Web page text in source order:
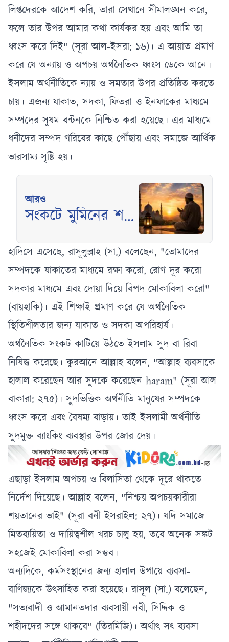
লিপ্তদেরকে আদেশ করি, তারা সেখানে সীমালঙ্ঘন করে,
ফলে তার উপর আমার কথা কার্যকর হয় এবং আমি তা
ধ্বংস করে দিই" (সূরা আল-ইসরা: ১৬)। এ আয়াত প্রমাণ
করে যে অন্যায় ও অপচয় অর্থনৈতিক ধ্বংস ডেকে আনে।
ইসলাম অর্থনীতিকে ন্যায় ও সমতার উপর প্রতিষ্ঠিত করতে
চায়। এজন্য যাকাত, সদকা, ফিতরা ও ইনফাকের মাধ্যমে
সম্পদের সুষম বন্টনকে নিশ্চিত করা হয়েছে। এর মাধ্যমে
ধনীদের সম্পদ গরিবের কাছে পৌঁছায় এবং সমাজে আর্থিক
ভারসাম্য সৃষ্টি হয়।
আরও
সংকটে মুমিনের শক্তি
হাদিসে এসেছে, রাসূলুল্লাহ (সা.) বলেছেন, "তোমাদের
সম্পদকে যাকাতের মাধ্যমে রক্ষা করো, রোগ দূর করো
সদকার মাধ্যমে এবং দোয়া দিয়ে বিপদ মোকাবিলা করো"
(বায়হাকি)। এই শিক্ষাই প্রমাণ করে যে অর্থনৈতিক
স্থিতিশীলতার জন্য যাকাত ও সদকা অপরিহার্য।
অর্থনৈতিক সংকট কাটিয়ে উঠতে ইসলাম সুদ বা রিবা
নিষিদ্ধ করেছে। কুরআনে আল্লাহ বলেন, "আল্লাহ ব্যবসাকে
হালাল করেছেন আর সুদকে করেছেন haram" (সূরা আল-
বাকারা: ২৭৫)। সুদভিত্তিক অর্থনীতি মানুষের সম্পদকে
ধ্বংস করে এবং বৈষম্য বাড়ায়। তাই ইসলামী অর্থনীতি
সুদমুক্ত ব্যাংকিং ব্যবস্থার উপর জোর দেয়।
এছাড়া ইসলাম অপচয় ও বিলাসিতা থেকে দূরে থাকতে
নির্দেশ দিয়েছে। আল্লাহ বলেন, "নিশ্চয় অপচয়কারীরা
শয়তানের ভাই" (সূরা বনী ইসরাইল: ২৭)। যদি সমাজে
মিতব্যয়িতা ও দায়িত্বশীল খরচ চালু হয়, তবে অনেক সঙ্কট
সহজেই মোকাবিলা করা সম্ভব।
অন্যদিকে, কর্মসংস্থানের জন্য হালাল উপায়ে ব্যবসা-
বাণিজ্যকে উৎসাহিত করা হয়েছে। রাসূল (সা.) বলেছেন,
"সত্যবাদী ও আমানতদার ব্যবসায়ী নবী, সিদ্দিক ও
শহীদদের সঙ্গে থাকবে" (তিরমিজি)। অর্থাৎ সৎ ব্যবসা